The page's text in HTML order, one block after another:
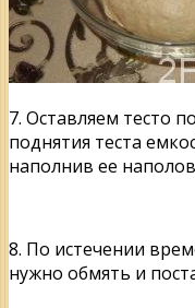
7. Оставляем тесто
поднятия теста
наполнив ее
8. По истечении
нужно обмять и